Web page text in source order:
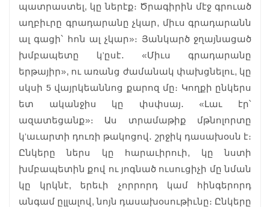
պատրաստել, կը ներէք։ Ծրագիրին մէջ գրուած
աղբիւրը գրադարանը չկար, միւս գրադարանն
ալ գացի՝ հոն ալ չկար»։ Յանկարծ ջղայնացած
խմբապետը կ’ըսէ․ «Միւս գրադարանը
երթայիր», ու առանց ժամանակ փախցնելու, կը
սկսի 5 վայրկեաննոց քարոզ մը։ Կողքի ընկերս
ետ ականջիս կը փսփսայ․ «Լաւ էր՝
ազատեցանք»։ Աս տրամաթիք մթնոլորտը
կ’աւարտի դուռի թակոցով․ շրջիկ դասախօսն է։
Ընկերը ներս կը հարաւիրուի, կը նստի
խմբապետին քով ու յոգնած ուսուցիչի մը նման
կը կրկնէ, երեւի չորրորդ կամ հինգերորդ
անգամ ըլլալով, նոյն դասախօսութիւնը։ Ընկերը